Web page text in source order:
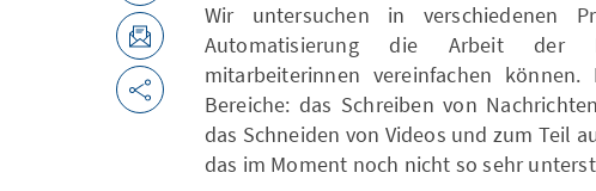
Wir untersuchen in verschiedenen
Automatisierung die Arbeit der
mitarbeiterinnen vereinfachen
Bereiche: das Schreiben von
das Schneiden von Videos und zum Teil
das im Moment noch nicht so sehr